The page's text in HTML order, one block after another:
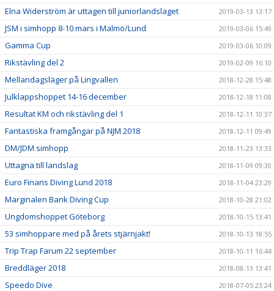
Elna Widerström är uttagen till juniorlandslaget 2019-03-13 13:17
JSM i simhopp 8-10 mars i Malmö/Lund 2019-03-06 15:49
Gamma Cup 2019-03-06 10:09
Rikstävling del 2 2019-02-09 16:10
Mellandagsläger på Lingvallen 2018-12-28 15:48
Julklappshoppet 14-16 december 2018-12-18 11:08
Resultat KM och rikstävling del 1 2018-12-11 10:37
Fantastiska framgångar på NJM 2018 2018-12-11 09:49
DM/JDM simhopp 2018-11-23 13:33
Uttagna till landslag 2018-11-09 09:30
Euro Finans Diving Lund 2018 2018-11-04 23:29
Marginalen Bank Diving Cup 2018-10-28 21:02
Ungdomshoppet Göteborg 2018-10-15 13:41
53 simhoppare med på årets stjärnjakt! 2018-10-13 18:55
Trip Trap Farum 22 september 2018-10-11 16:44
Breddläger 2018 2018-08-13 13:41
Speedo Dive 2018-07-05 23:24